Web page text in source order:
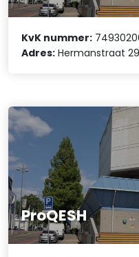
KvK nummer:
Adres: Hermanstraat 29
ProQESH